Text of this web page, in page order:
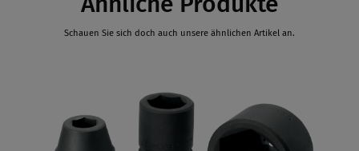
Schauen Sie sich doch auch unsere ähnlichen Artikel an.